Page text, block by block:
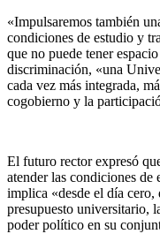
«Impulsaremos también
condiciones de estudio y
que no puede tener
discriminación, «una
cada vez más integrada,
cogobierno y la
El futuro rector expresó
atender las condiciones
implica «desde el día cero,
presupuesto universitario,
poder político en su